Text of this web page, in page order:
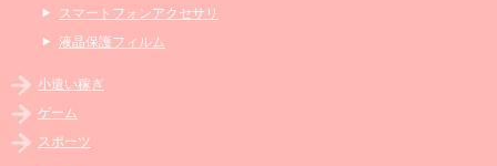
スマートフォンアクセサリ
液晶保護フィルム
小遣い稼ぎ
ゲーム
スポーツ